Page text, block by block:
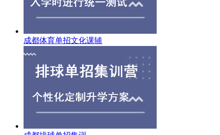
成都体育单招文化课辅